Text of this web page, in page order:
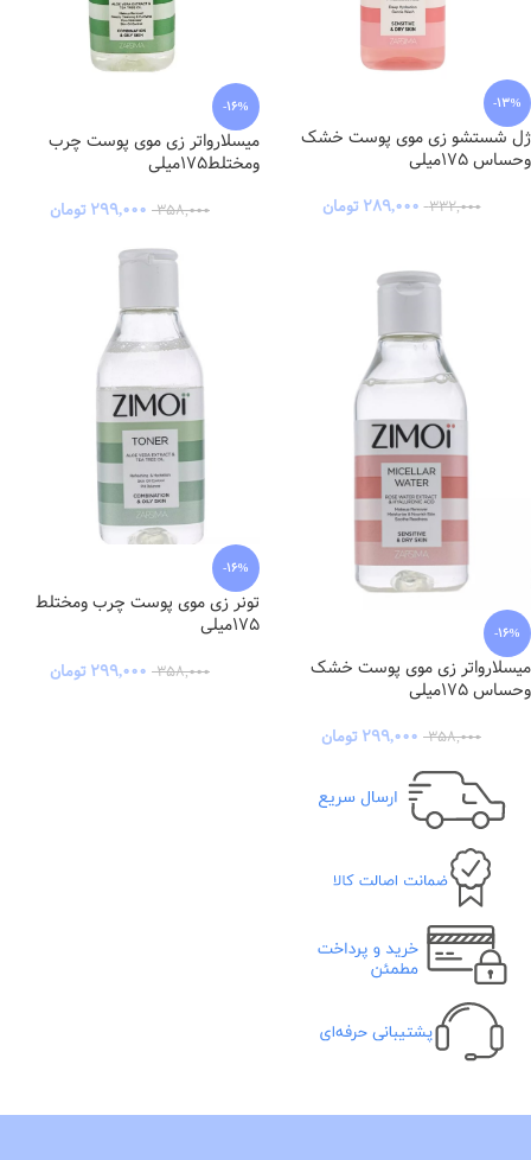
-13%
ژل شستشو زی موی پوست خشک
وحساس 175میلی
۳۳۲,۰۰۰ ۲۸۹,۰۰۰ تومان
-16%
میسلارواتر زی موی پوست چرب
ومختلط175میلی
۳۵۸,۰۰۰ ۲۹۹,۰۰۰ تومان
-16%
میسلارواتر زی موی پوست خشک
وحساس 175میلی
۳۵۸,۰۰۰ ۲۹۹,۰۰۰ تومان
-16%
تونر زی موی پوست چرب ومختلط
175میلی
۳۵۸,۰۰۰ ۲۹۹,۰۰۰ تومان